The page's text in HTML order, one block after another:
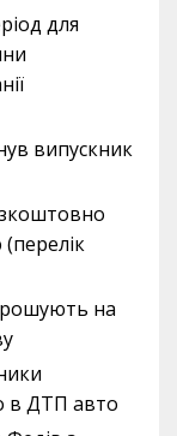
для
випускник
на
в ДТП авто